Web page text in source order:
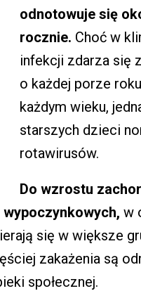
odnotowuje się
rocznie. Choć w
infekcji zdarza się
o każdej porze
każdym wieku,
starszych dzieci
rotawirusów.
Do wzrostu
w
się w większe
zakażenia są
społecznej.